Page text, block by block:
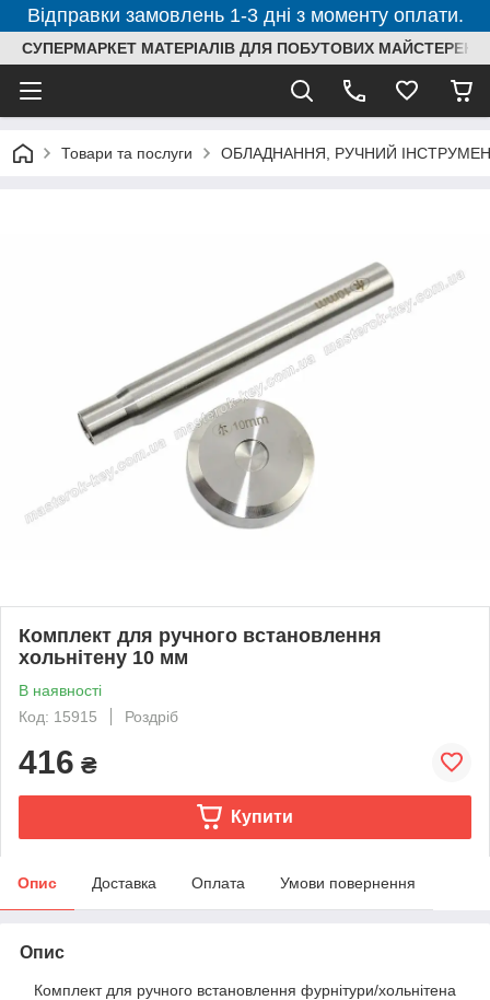
Відправки замовлень 1-3 дні з моменту оплати.
СУПЕРМАРКЕТ МАТЕРІАЛІВ ДЛЯ ПОБУТОВИХ МАЙСТЕРЕНЬ
Товари та послуги ОБЛАДНАННЯ, РУЧНИЙ
Комплект для ручного встановлення
хольнітену 10 мм
В наявності
Код: 15915
Роздріб
416 ₴
Купити
Опис Доставка Оплата Умови повернення
Опис
Комплект для ручного встановлення фурнітури/хольнітена